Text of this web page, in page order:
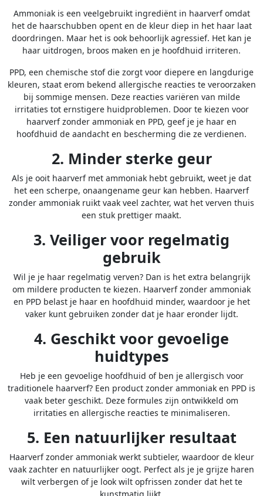
Ammoniak is een veelgebruikt ingrediënt in haarverf omdat
het de haarschubben opent en de kleur diep in het haar laat
doordringen. Maar het is ook behoorlijk agressief. Het kan je
haar uitdrogen, broos maken en je hoofdhuid irriteren.
PPD, een chemische stof die zorgt voor diepere en langdurige
kleuren, staat erom bekend allergische reacties te veroorzaken
bij sommige mensen. Deze reacties variëren van milde
irritaties tot ernstigere huidproblemen. Door te kiezen voor
haarverf zonder ammoniak en PPD, geef je je haar en
hoofdhuid de aandacht en bescherming die ze verdienen.
2. Minder sterke geur
Als je ooit haarverf met ammoniak hebt gebruikt, weet je dat
het een scherpe, onaangename geur kan hebben. Haarverf
zonder ammoniak ruikt vaak veel zachter, wat het verven thuis
een stuk prettiger maakt.
3. Veiliger voor regelmatig
gebruik
Wil je je haar regelmatig verven? Dan is het extra belangrijk
om mildere producten te kiezen. Haarverf zonder ammoniak
en PPD belast je haar en hoofdhuid minder, waardoor je het
vaker kunt gebruiken zonder dat je haar eronder lijdt.
4. Geschikt voor gevoelige
huidtypes
Heb je een gevoelige hoofdhuid of ben je allergisch voor
traditionele haarverf? Een product zonder ammoniak en PPD is
vaak beter geschikt. Deze formules zijn ontwikkeld om
irritaties en allergische reacties te minimaliseren.
5. Een natuurlijker resultaat
Haarverf zonder ammoniak werkt subtieler, waardoor de kleur
vaak zachter en natuurlijker oogt. Perfect als je je grijze haren
wilt verbergen of je look wilt opfrissen zonder dat het te